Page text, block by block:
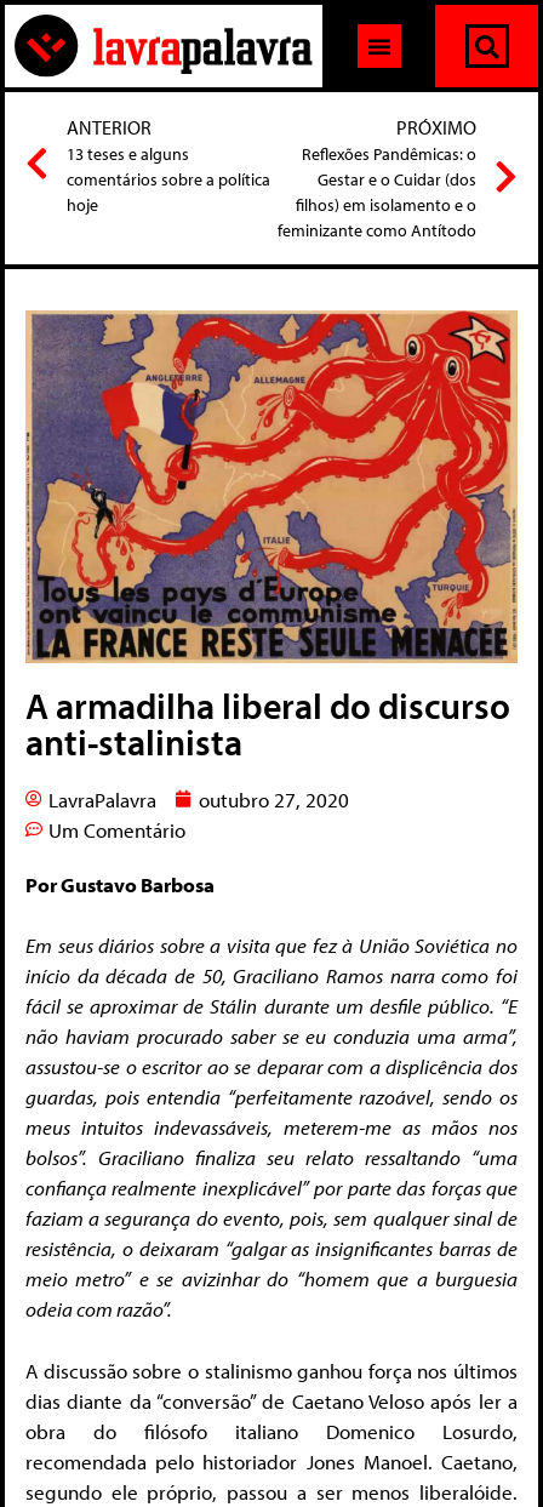
ANTERIOR
13 teses e alguns
comentários sobre a política
hoje
PRÓXIMO
Reflexões Pandêmicas: o
Gestar e o Cuidar (dos
filhos) em isolamento e o
feminizante como Antítodo
A armadilha liberal do discurso
anti-stalinista
LavraPalavra
outubro 27, 2020
Um Comentário
Por Gustavo Barbosa
Em seus diários sobre a visita que fez à União Soviética no
início da década de 50, Graciliano Ramos narra como foi
fácil se aproximar de Stálin durante um desfile público. “E
não haviam procurado saber se eu conduzia uma arma”,
assustou-se o escritor ao se deparar com a displicência dos
guardas, pois entendia “perfeitamente razoável, sendo os
meus intuitos indevassáveis, meterem-me as mãos nos
bolsos”. Graciliano finaliza seu relato ressaltando “uma
confiança realmente inexplicável” por parte das forças que
faziam a segurança do evento, pois, sem qualquer sinal de
resistência, o deixaram “galgar as insignificantes barras de
meio metro” e se avizinhar do “homem que a burguesia
odeia com razão”.
A discussão sobre o stalinismo ganhou força nos últimos
dias diante da “conversão” de Caetano Veloso após ler a
obra do filósofo italiano Domenico Losurdo,
recomendada pelo historiador Jones Manoel. Caetano,
segundo ele próprio, passou a ser menos liberalóide.